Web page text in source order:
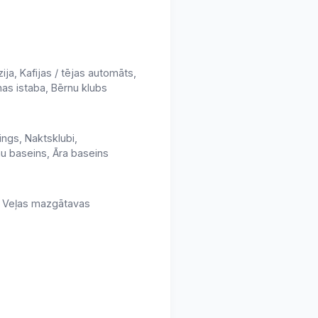
Kafijas / tējas automāts,
istaba, Bērnu klubs
Naktsklubi,
baseins, Āra baseins
mazgātavas